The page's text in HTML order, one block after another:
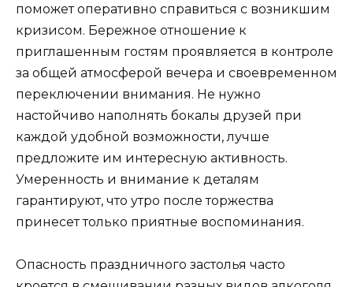
поможет оперативно справиться с возникшим
кризисом. Бережное отношение к
приглашенным гостям проявляется в контроле
за общей атмосферой вечера и своевременном
переключении внимания. Не нужно
настойчиво наполнять бокалы друзей при
каждой удобной возможности, лучше
предложите им интересную активность.
Умеренность и внимание к деталям
гарантируют, что утро после торжества
принесет только приятные воспоминания.
Опасность праздничного застолья часто